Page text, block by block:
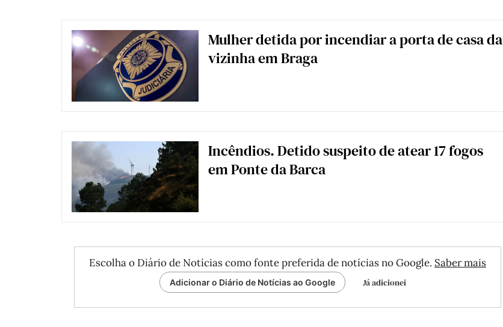
Mulher detida por incendiar a porta de casa da
vizinha em Braga
Incêndios. Detido suspeito de atear 17 fogos
em Ponte da Barca
Escolha o Diário de Notícias como fonte preferida de notícias no Google. Saber mais
Adicionar o Diário de Notícias ao Google Já adicionei